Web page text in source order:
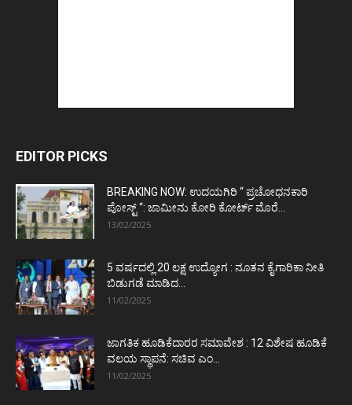
EDITOR PICKS
BREAKING NOW: ಉದಯಗಿರಿ “ ಪ್ರಚೋಧನಕಾರಿ
ಪೋಸ್ಟ್‌ “: ಜಾಮೀನು ಕೋರಿ ಕೋರ್ಟ್‌ ಮೊರೆ...
13/02/2025
5 ವರ್ಷದಲ್ಲಿ 20 ಲಕ್ಷ ಉದ್ಯೋಗ : ನೂತನ ಕೈಗಾರಿಕಾ ನೀತಿ
ಬಿಡುಗಡೆ ಮಾಡಿದ...
11/02/2025
ಜಾಗತಿಕ ಹೂಡಿಕೆದಾರರ ಸಮಾವೇಶ : 12 ವಿಶೇಷ ಹೂಡಿಕೆ
ವಲಯ ಸ್ಥಾಪನೆ: ಸಚಿವ ಎಂ...
11/02/2025